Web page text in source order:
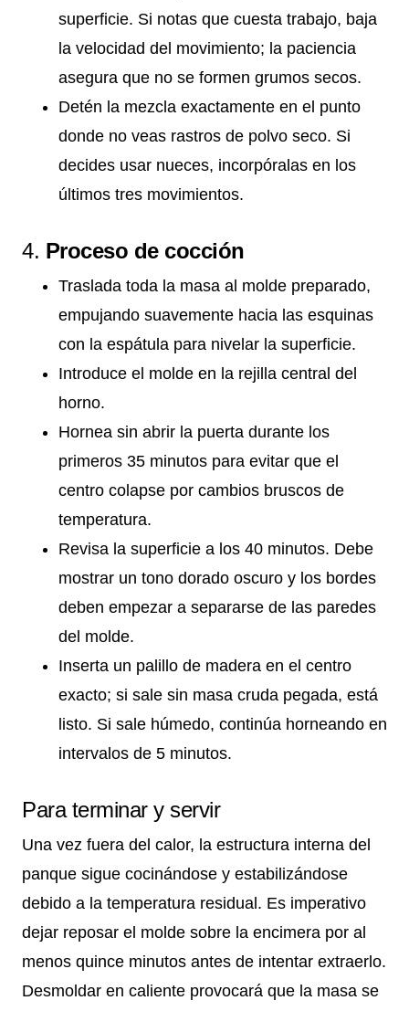
superficie. Si notas que cuesta trabajo, baja
la velocidad del movimiento; la paciencia
asegura que no se formen grumos secos.
Detén la mezcla exactamente en el punto
donde no veas rastros de polvo seco. Si
decides usar nueces, incorpóralas en los
últimos tres movimientos.
4. Proceso de cocción
Traslada toda la masa al molde preparado,
empujando suavemente hacia las esquinas
con la espátula para nivelar la superficie.
Introduce el molde en la rejilla central del
horno.
Hornea sin abrir la puerta durante los
primeros 35 minutos para evitar que el
centro colapse por cambios bruscos de
temperatura.
Revisa la superficie a los 40 minutos. Debe
mostrar un tono dorado oscuro y los bordes
deben empezar a separarse de las paredes
del molde.
Inserta un palillo de madera en el centro
exacto; si sale sin masa cruda pegada, está
listo. Si sale húmedo, continúa horneando en
intervalos de 5 minutos.
Para terminar y servir
Una vez fuera del calor, la estructura interna del
panque sigue cocinándose y estabilizándose
debido a la temperatura residual. Es imperativo
dejar reposar el molde sobre la encimera por al
menos quince minutos antes de intentar extraerlo.
Desmoldar en caliente provocará que la masa se